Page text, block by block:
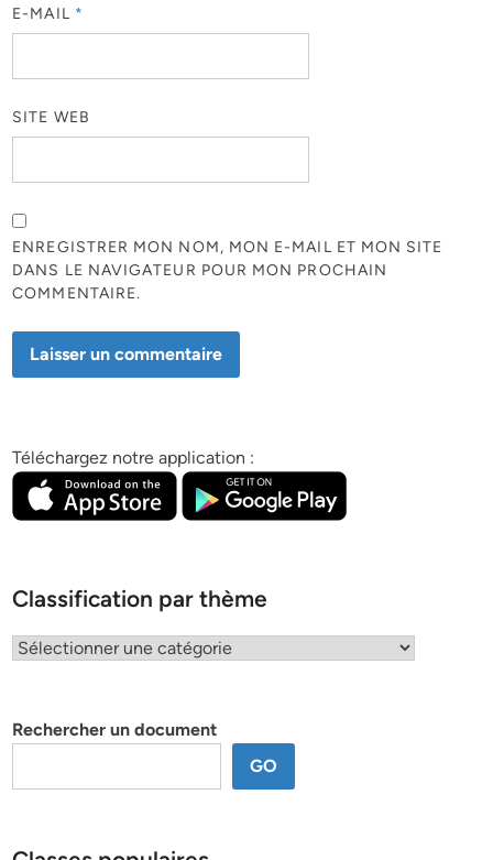
E-MAIL *
SITE WEB
ENREGISTRER MON NOM, MON E-MAIL ET MON SITE
DANS LE NAVIGATEUR POUR MON PROCHAIN
COMMENTAIRE.
Téléchargez notre application :
Classification par thème
Classification
Rechercher un document
GO